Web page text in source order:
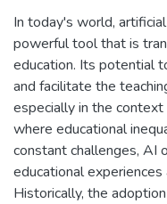
In today's world,
powerful tool that is
education. Its potential
and facilitate the
especially in the context
where educational
constant challenges, AI
educational experiences
Historically, the